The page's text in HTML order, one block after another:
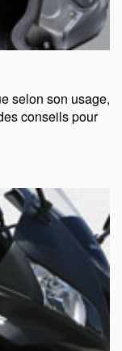
selon son usage,
conseils pour